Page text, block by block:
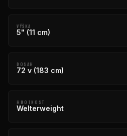
VÝŠKA
5" (11 cm)
DOSAH
72 v (183 cm)
HMOTNOST
Welterweight